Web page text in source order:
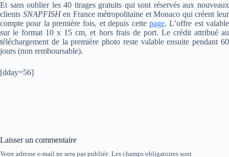
Et sans oublier les 40 tirages gratuits qui sont réservés aux nouveaux
clients SNAPFISHen France métropolitaine et Monaco qui créent leur
compte pour la première fois, et depuis cette page. L’offre est valable
sur le format 10 x 15 cm, et hors frais de port. Le crédit attribué au
téléchargement de la première photo reste valable ensuite pendant 60
jours (non remboursable).
[dday=56]
Laisser un commentaire
Votre adresse e-mail ne sera pas publiée. Les champs obligatoires sont